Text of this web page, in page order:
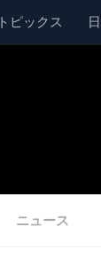
トピックス
ニュース